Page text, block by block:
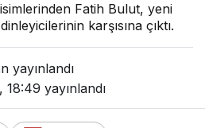
Fatih Bulut, yeni
karşısına çıktı.
yayınlandı
18:49 yayınlandı